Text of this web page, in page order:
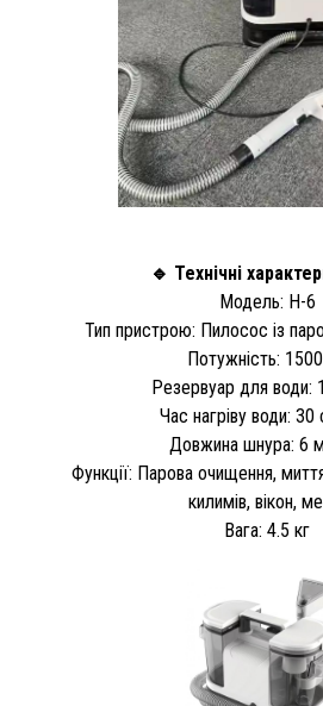
🔹 Технічні
Модель: H-6
Тип пристрою: Пилосос із
Потужність:
Резервуар для води:
Час нагріву води: 30
Довжина шнура: 6
Функції: Парова очищення,
килимів, вікон,
Вага: 4.5 кг